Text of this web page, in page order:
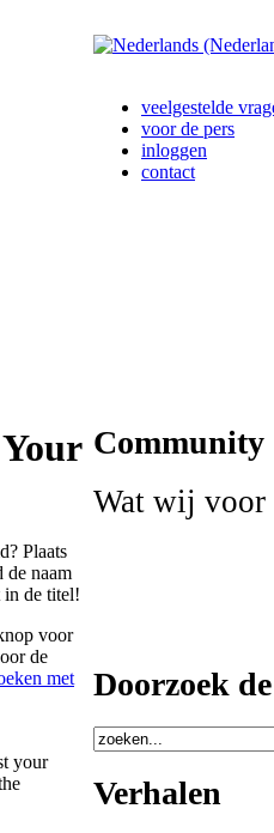
veelgestelde
voor de pers
inloggen
contact
Plaats
de naam
in de titel!
voor
de
met
your
Community
Wat wij voor
Doorzoek
Verhalen